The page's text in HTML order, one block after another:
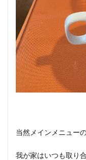
当然メインメニュー
我が家はいつも取り